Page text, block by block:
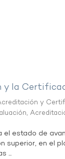
y la
y
el estado de
superior, en el
...